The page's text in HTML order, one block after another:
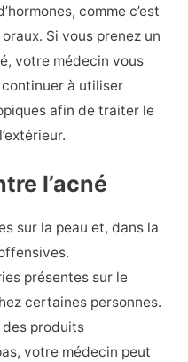
comme c’est
Si vous prenez un
votre médecin vous
à utiliser
afin de traiter le
l’acné
sur la peau et, dans la
présentes sur le
certaines personnes.
produits
votre médecin peut